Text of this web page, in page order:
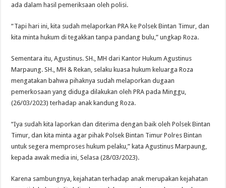
ada dalam hasil pemeriksaan oleh polisi.
“Tapi hari ini, kita sudah melaporkan PRA ke Polsek Bintan Timur, dan
kita minta hukum di tegakkan tanpa pandang bulu,” ungkap Roza.
Sementara itu, Agustinus. SH., MH dari Kantor Hukum Agustinus
Marpaung. SH., MH & Rekan, selaku kuasa hukum keluarga Roza
mengatakan bahwa pihaknya sudah melaporkan dugaan
pemerkosaan yang diduga dilakukan oleh PRA pada Minggu,
(26/03/2023) terhadap anak kandung Roza.
“Iya sudah kita laporkan dan diterima dengan baik oleh Polsek Bintan
Timur, dan kita minta agar pihak Polsek Bintan Timur Polres Bintan
untuk segera memproses hukum pelaku,” kata Agustinus Marpaung,
kepada awak media ini, Selasa (28/03/2023).
Karena sambungnya, kejahatan terhadap anak merupakan kejahatan